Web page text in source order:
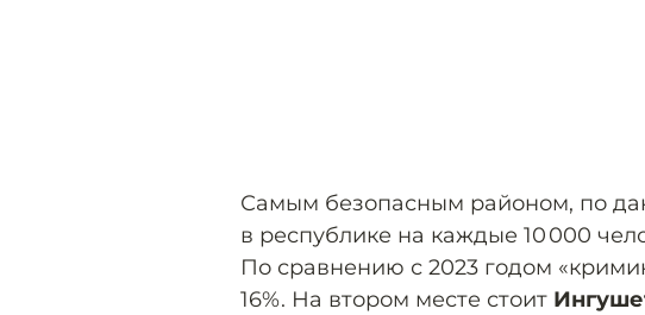
Самым безопасным районом, по
в республике на каждые 10 000
По сравнению с 2023 годом
16%. На втором месте стоит